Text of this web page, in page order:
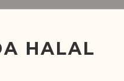
HALAL